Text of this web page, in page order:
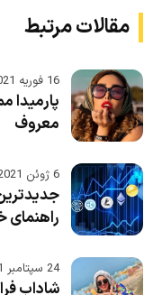
مقالات مرتبط
16 فوریه 2021
پارمیدا
معروف
6 ژوئن 2021
راهنمای
24 سپتامبر 2021
شاداب